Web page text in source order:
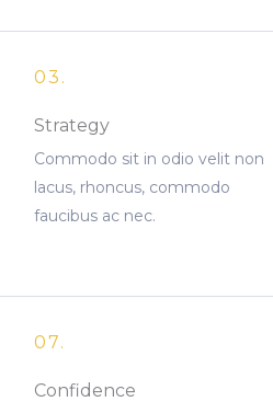
03.
Strategy
Commodo sit in odio velit non
lacus, rhoncus, commodo
faucibus ac nec.
07.
Confidence